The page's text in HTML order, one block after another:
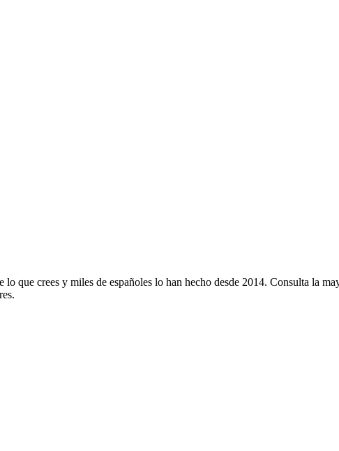
que crees y miles de españoles lo han hecho desde 2014. Consulta la